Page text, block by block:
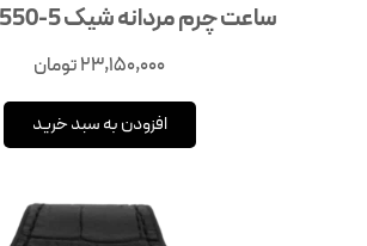
ساعت چرم مردانه شیک Laxmi 8550-5
23,150,000تومان
افزودن به سبد خرید